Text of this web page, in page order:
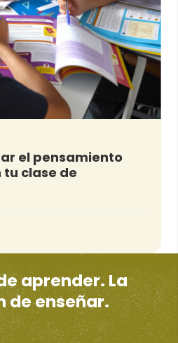
el pensamiento
clase de
aprender. La
de enseñar.